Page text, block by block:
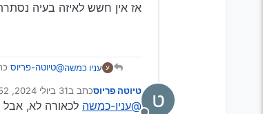
אז אין חשש לאיזה בעיה
ע עניו כמשה@טיוטה-פריוס
@עניו-כמשה ט טיוטה פריוסכתב ב31 ביולי 2024, 21:52
נערך לאחרונה על ידי
@עניו-כמשה לכאורה לא, אבל